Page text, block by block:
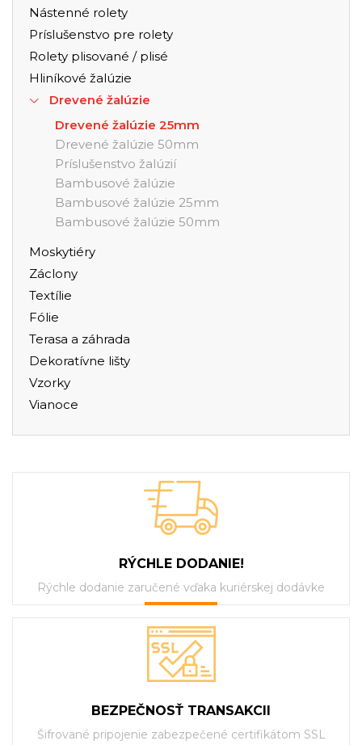
Nástenné rolety
Príslušenstvo pre rolety
Rolety plisované / plisé
Hliníkové žalúzie
Drevené žalúzie
Drevené žalúzie 25mm
Drevené žalúzie 50mm
Príslušenstvo žalúzií
Bambusové žalúzie
Bambusové žalúzie 25mm
Bambusové žalúzie 50mm
Moskytiéry
Záclony
Textílie
Fólie
Terasa a záhrada
Dekoratívne lišty
Vzorky
Vianoce
RÝCHLE DODANIE!
Rýchle dodanie zaručené vďaka kuriérskej dodávke
BEZPEČNOSŤ TRANSAKCII
Šifrované pripojenie zabezpečené certifikátom SSL